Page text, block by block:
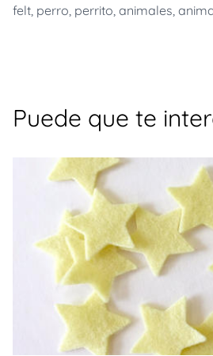
felt, perro, perrito, animales,
Puede que te